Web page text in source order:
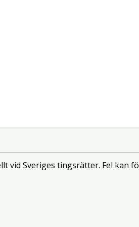
vid Sveriges tingsrätter. Fel kan